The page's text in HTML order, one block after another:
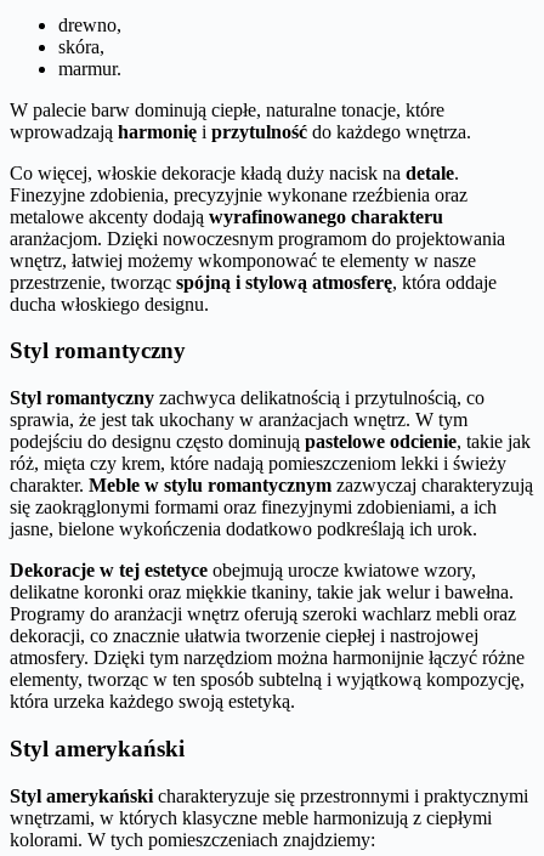
drewno,
skóra,
marmur.
W palecie barw dominują ciepłe, naturalne tonacje, które
wprowadzają harmonię i przytulność do każdego wnętrza.
Co więcej, włoskie dekoracje kładą duży nacisk na detale.
Finezyjne zdobienia, precyzyjnie wykonane rzeźbienia oraz
metalowe akcenty dodają wyrafinowanego charakteru
aranżacjom. Dzięki nowoczesnym programom do projektowania
wnętrz, łatwiej możemy wkomponować te elementy w nasze
przestrzenie, tworząc spójną i stylową atmosferę, która oddaje
ducha włoskiego designu.
Styl romantyczny
Styl romantyczny zachwyca delikatnością i przytulnością, co
sprawia, że jest tak ukochany w aranżacjach wnętrz. W tym
podejściu do designu często dominują pastelowe odcienie, takie jak
róż, mięta czy krem, które nadają pomieszczeniom lekki i świeży
charakter. Meble w stylu romantycznym zazwyczaj charakteryzują
się zaokrąglonymi formami oraz finezyjnymi zdobieniami, a ich
jasne, bielone wykończenia dodatkowo podkreślają ich urok.
Dekoracje w tej estetyce obejmują urocze kwiatowe wzory,
delikatne koronki oraz miękkie tkaniny, takie jak welur i bawełna.
Programy do aranżacji wnętrz oferują szeroki wachlarz mebli oraz
dekoracji, co znacznie ułatwia tworzenie ciepłej i nastrojowej
atmosfery. Dzięki tym narzędziom można harmonijnie łączyć różne
elementy, tworząc w ten sposób subtelną i wyjątkową kompozycję,
która urzeka każdego swoją estetyką.
Styl amerykański
Styl amerykański charakteryzuje się przestronnymi i praktycznymi
wnętrzami, w których klasyczne meble harmonizują z ciepłymi
kolorami. W tych pomieszczeniach znajdziemy: